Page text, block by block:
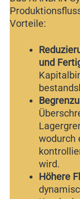
Vorteile:
und
wodurch
wird.
Höhere